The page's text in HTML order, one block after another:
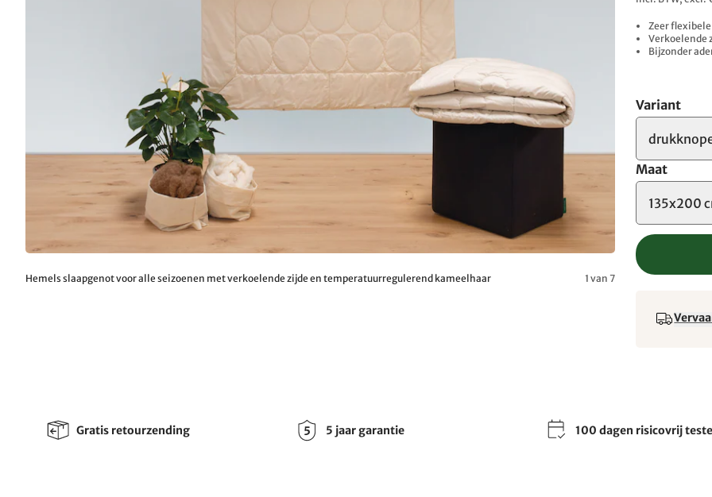
Hemels slaapgenot voor alle seizoenen met verkoelende zijde en temperatuurregulerend kameelhaar 1 van 7
Zeer
Verkoelende
Bijzonder
Variant
Maat
135x200
Gratis retourzending 5 jaar garantie 100 dagen risicovrij